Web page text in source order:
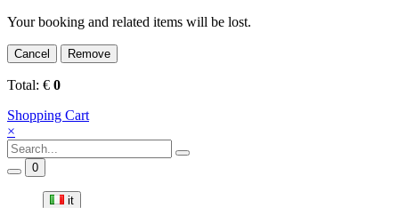
Your booking and related items will be lost.
Cancel Remove
Total: € 0
Shopping Cart
×
0
it